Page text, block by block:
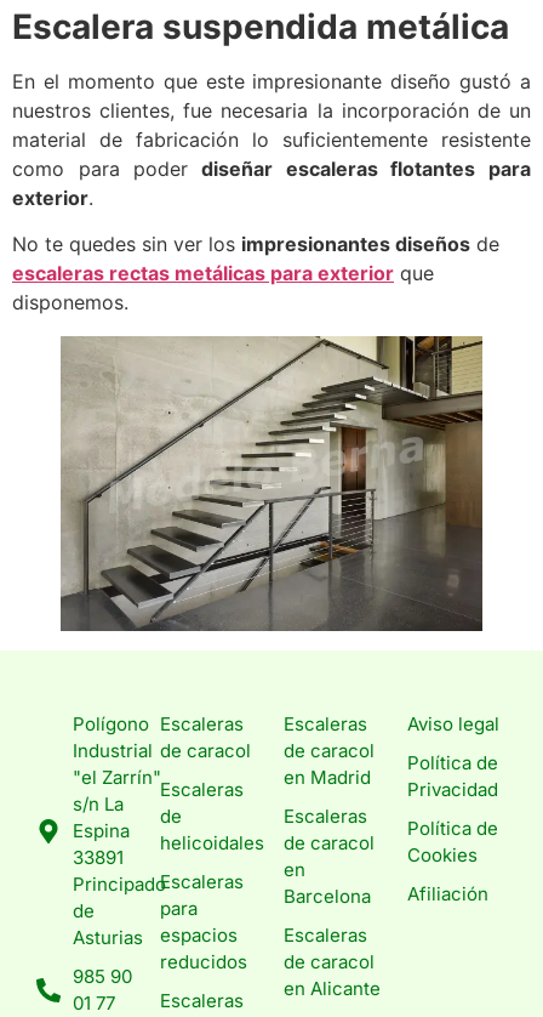
Escalera suspendida metálica
En el momento que este impresionante diseño gustó a
nuestros clientes, fue necesaria la incorporación de un
material de fabricación lo suficientemente resistente
como para poder diseñar escaleras flotantes para
exterior.
No te quedes sin ver los impresionantes diseños de
escaleras rectas metálicas para exterior que
disponemos.
Polígono
Industrial
"el Zarrín"
s/n La
Espina
33891
Principado
de
Asturias
985 90
01 77
Escaleras
de caracol
Escaleras
de
helicoidales
Escaleras
para
espacios
reducidos
Escaleras
Escaleras
de caracol
en Madrid
Escaleras
de caracol
en
Barcelona
Escaleras
de caracol
en Alicante
Aviso legal
Política de
Privacidad
Política de
Cookies
Afiliación